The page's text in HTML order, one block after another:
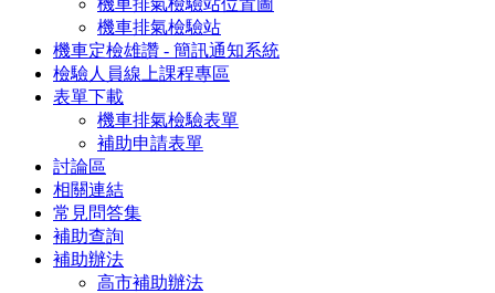
機車排氣檢驗站
機車定檢雄讚 - 簡訊通知系統
檢驗人員線上課程專區
表單下載
機車排氣檢驗表單
補助申請表單
討論區
相關連結
常見問答集
補助查詢
補助辦法
高市補助辦法